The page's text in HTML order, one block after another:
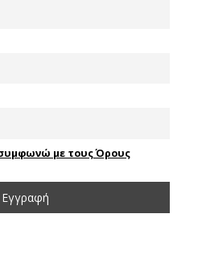
με τους Όρους